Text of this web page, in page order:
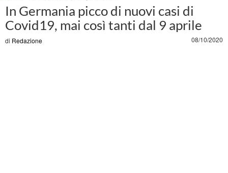
In Germania picco di nuovi casi di
Covid19, mai così tanti dal 9 aprile
di Redazione 08/10/2020